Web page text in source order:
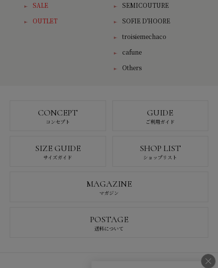
SALE
OUTLET
SEMICOUTURE
SOFIE D'HOORE
troisiemechaco
cafune
Others
CONCEPT
コンセプト
GUIDE
ご利用ガイド
SIZE GUIDE
サイズガイド
SHOP LIST
ショップリスト
MAGAZINE
マガジン
POSTAGE
送料について